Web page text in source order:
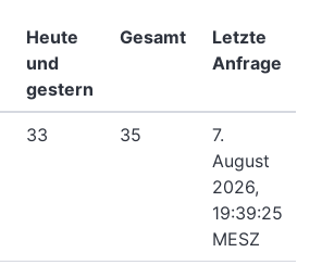
Heute
und
gestern
Gesamt
Letzte
Anfrage
33 35
7.
August
2026,
19:39:25
MESZ